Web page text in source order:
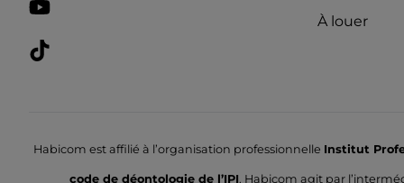
À louer
Habicom est affilié à l’organisation professionnelle Institut
code de déontologie de l’IPI. Habicom agit par